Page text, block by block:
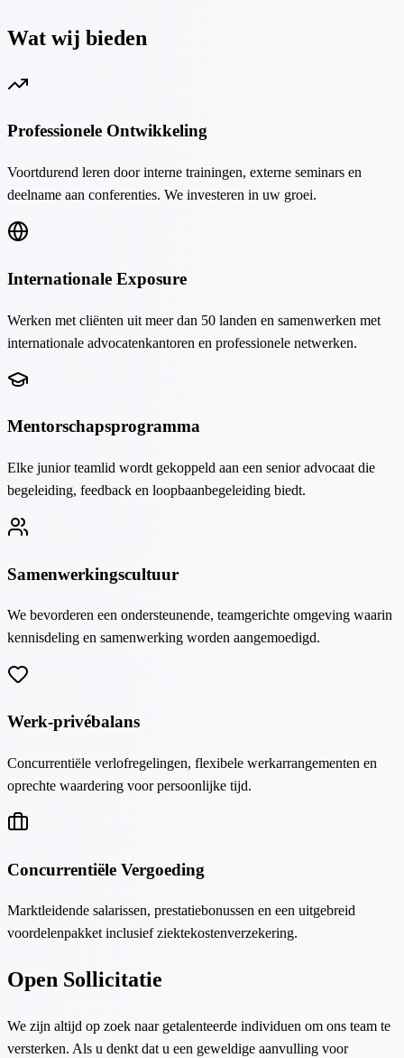
Wat wij bieden
Professionele Ontwikkeling
Voortdurend leren door interne trainingen, externe seminars en
deelname aan conferenties. We investeren in uw groei.
Internationale Exposure
Werken met cliënten uit meer dan 50 landen en samenwerken met
internationale advocatenkantoren en professionele netwerken.
Mentorschapsprogramma
Elke junior teamlid wordt gekoppeld aan een senior advocaat die
begeleiding, feedback en loopbaanbegeleiding biedt.
Samenwerkingscultuur
We bevorderen een ondersteunende, teamgerichte omgeving waarin
kennisdeling en samenwerking worden aangemoedigd.
Werk-privébalans
Concurrentiële verlofregelingen, flexibele werkarrangementen en
oprechte waardering voor persoonlijke tijd.
Concurrentiële Vergoeding
Marktleidende salarissen, prestatiebonussen en een uitgebreid
voordelenpakket inclusief ziektekostenverzekering.
Open Sollicitatie
We zijn altijd op zoek naar getalenteerde individuen om ons team te
versterken. Als u denkt dat u een geweldige aanvulling voor